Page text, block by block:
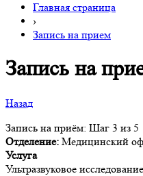
Главная страница
›
Запись на прием
Запись на
Назад
Запись на приём: Шаг 3 из 5
Отделение: Медицинский
Услуга
Ультразвуковое